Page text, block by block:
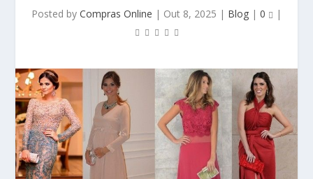
Posted by Compras Online | Out 8, 2025 | Blog | 0 |